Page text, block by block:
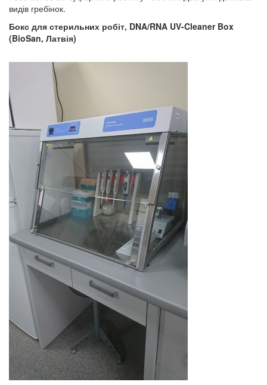
видів гребінок.
Бокс для стерильних робіт, DNA/RNA UV-Cleaner Box
(BioSan, Латвія)